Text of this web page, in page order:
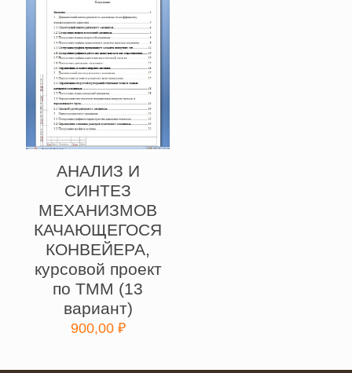
АНАЛИЗ И
СИНТЕЗ
МЕХАНИЗМОВ
КАЧАЮЩЕГОСЯ
КОНВЕЙЕРА,
курсовой проект
по ТММ (13
вариант)
900,00 ₽